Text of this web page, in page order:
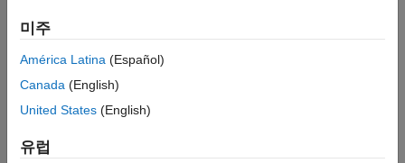
미주
América Latina (Español)
Canada (English)
United States (English)
유럽